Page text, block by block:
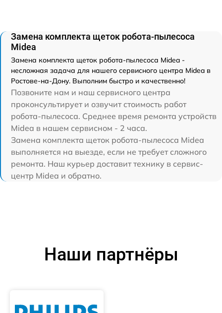
Замена комплекта щеток робота-пылесоса
Midea
Замена комплекта щеток робота-пылесоса Midea -
несложная задача для нашего сервисного центра Midea в
Ростове-на-Дону. Выполним быстро и качественно!
Позвоните нам и наш сервисного центра
проконсультирует и озвучит стоимость работ
робота-пылесоса. Среднее время ремонта устройств
Midea в нашем сервисном - 2 часа.
Замена комплекта щеток робота-пылесоса Midea
выполняется на выезде, если не требует сложного
ремонта. Наш курьер доставит технику в сервис-
центр Midea и обратно.
Наши партнёры